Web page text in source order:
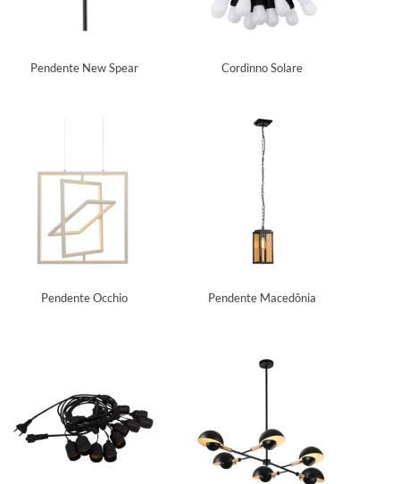
Pendente New Spear Cordinno Solare
Pendente Occhio Pendente Macedônia